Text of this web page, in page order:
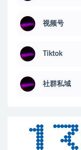
视频号
Tiktok
社群私域